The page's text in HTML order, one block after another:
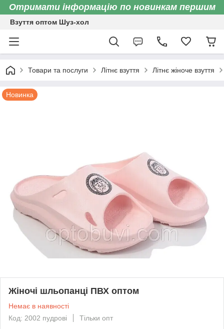
Отримати інформацію по новинкам першим
Взуття оптом Шуз-хол
Товари та послуги Літнє взуття Літнє жіноче взуття
Новинка
Жіночі шльопанці ПВХ оптом
Немає в наявності
Код: 2002 пудрові
Тільки опт